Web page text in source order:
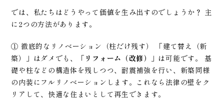
では、私たちはどうやって価値を生み出すのでしょうか？ 主
に2つの方法があります。
① 徹底的なリノベーション（柱だけ残す） 「建て替え（新
築）」はダメでも、
「リフォーム（改修）」 は可能です。 基
礎や柱などの構造体を残しつつ、耐震補強を行い、新築同様
の内装にフルリノベーションします。これなら法律の壁をク
リアして、快適な住まいとして再生できます。